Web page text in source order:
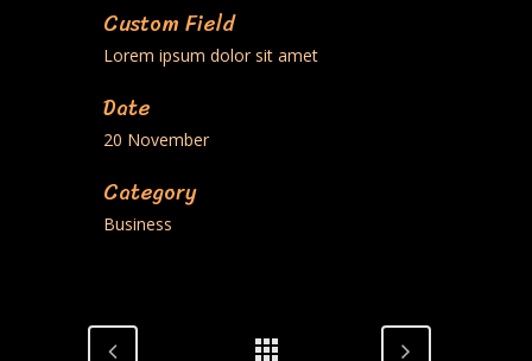
Custom Field
Lorem ipsum dolor sit amet
Date
20 November
Category
Business